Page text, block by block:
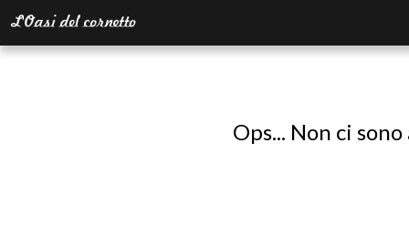
Ops... Non ci